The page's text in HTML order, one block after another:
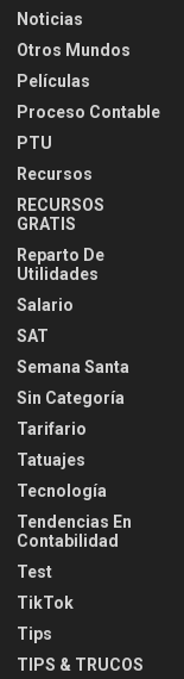
Noticias
Otros Mundos
Películas
Proceso Contable
PTU
Recursos
RECURSOS
GRATIS
Reparto De
Utilidades
Salario
SAT
Semana Santa
Sin Categoría
Tarifario
Tatuajes
Tecnología
Tendencias En
Contabilidad
Test
TikTok
Tips
TIPS & TRUCOS